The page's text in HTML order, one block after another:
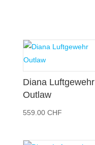
Diana Luftgewehr
Outlaw
559.00 CHF